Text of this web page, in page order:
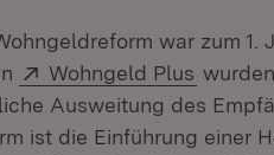
war zum
Extern:
Wohngeld Plus (Öffnet
Ausweitung des
ist die Einführung einer